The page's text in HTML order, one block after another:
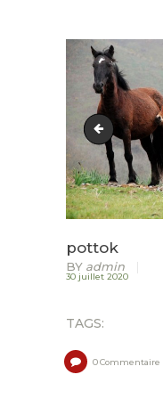
ACCUEIL
NOUS
ACTU /
CONTACT
pottok
BY admin
30 juillet 2020
TAGS:
0 Commentaire